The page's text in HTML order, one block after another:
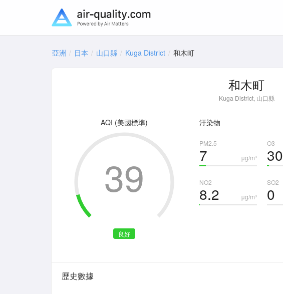
亞洲 日本 山口縣 Kuga District 和木町
和木町
Kuga District, 山口縣
AQI (美國標準)
良好
39
汙染物
PM2.5
μg/m³
7
O3
30
NO2
μg/m³
8.2
SO2
0
歷史數據